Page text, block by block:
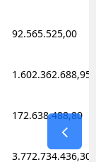
92.565.525,00
1.602.362.688,95
172.638.488,80
3.772.734.436,30